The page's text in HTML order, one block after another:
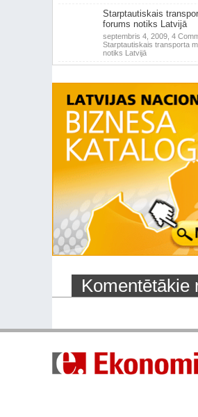
Starptautiskais
forums notiks Latvijā
septembris 4, 2009, 4
Starptautiskais transporta
notiks Latvijā
Komentētākie